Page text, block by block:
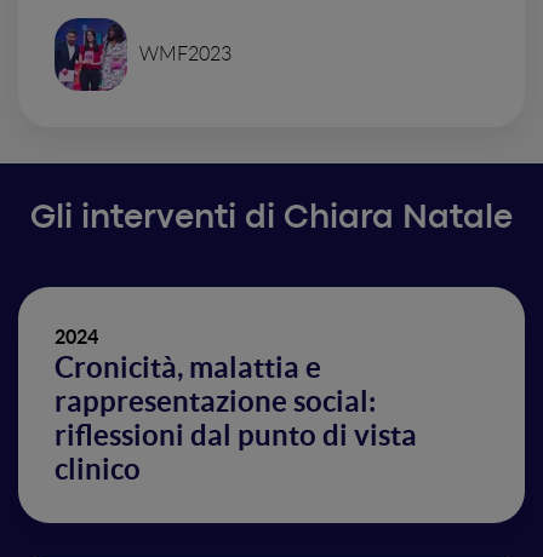
WMF2023
Gli interventi di Chiara Natale
2024
Cronicità, malattia e
rappresentazione social:
riflessioni dal punto di vista
clinico